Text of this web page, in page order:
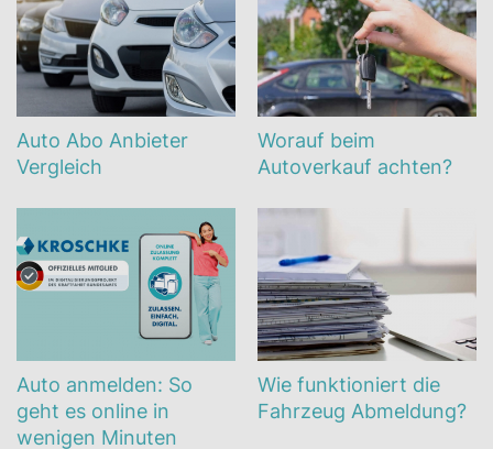
Auto Abo Anbieter
Vergleich
Worauf beim
Autoverkauf achten?
Auto anmelden: So
geht es online in
wenigen Minuten
Wie funktioniert die
Fahrzeug Abmeldung?